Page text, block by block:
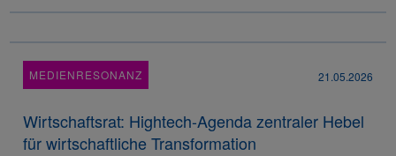
MEDIENRESONANZ 21.05.2026
Wirtschaftsrat: Hightech-Agenda zentraler Hebel
für wirtschaftliche Transformation